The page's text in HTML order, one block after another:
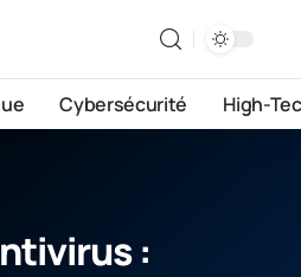
Cybersécurité High-
: